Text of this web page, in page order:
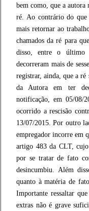
bem como, que a autora
ré. Ao contrário do que
mais retornar ao
chamados da ré para
disso, entre o último
decorreram mais de
registrar, ainda, que a ré
da Autora em ter
notificação, em 05/08/
ocorrido a rescisão
13/07/2015. Por outro
empregador incorre em
artigo 483 da CLT,
por se tratar de fato
desincumbiu. Além
quanto à matéria de
Importante ressaltar
extras não é grave